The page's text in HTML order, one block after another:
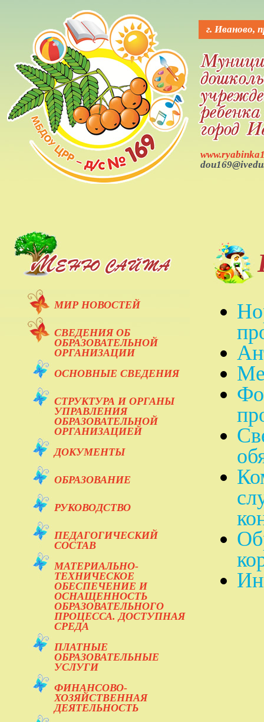
Версия для слабовидящих:
г. Иваново,
МИР НОВОСТЕЙ
СВЕДЕНИЯ ОБ
ОБРАЗОВАТЕЛЬНОЙ
ОРГАНИЗАЦИИ
ОСНОВНЫЕ СВЕДЕНИЯ
СТРУКТУРА И ОРГАНЫ
УПРАВЛЕНИЯ
ОБРАЗОВАТЕЛЬНОЙ
ОРГАНИЗАЦИЕЙ
ДОКУМЕНТЫ
ОБРАЗОВАНИЕ
РУКОВОДСТВО
ПЕДАГОГИЧЕСКИЙ
СОСТАВ
МАТЕРИАЛЬНО-
ТЕХНИЧЕСКОЕ
ОБЕСПЕЧЕНИЕ И
ОСНАЩЕННОСТЬ
ОБРАЗОВАТЕЛЬНОГО
ПРОЦЕССА. ДОСТУПНАЯ
СРЕДА
ПЛАТНЫЕ
ОБРАЗОВАТЕЛЬНЫЕ
УСЛУГИ
ФИНАНСОВО-
ХОЗЯЙСТВЕННАЯ
ДЕЯТЕЛЬНОСТЬ